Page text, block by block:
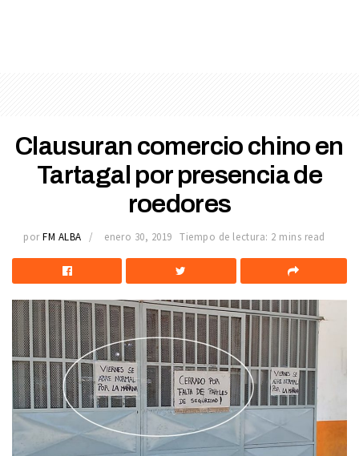
Clausuran comercio chino en
Tartagal por presencia de
roedores
por FM ALBA enero 30, 2019 Tiempo de lectura: 2 mins read